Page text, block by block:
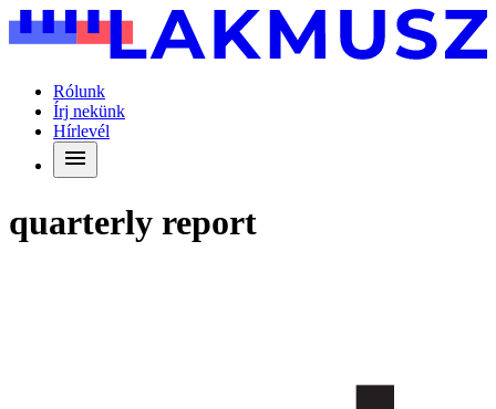
Rólunk
Írj nekünk
Hírlevél
quarterly report